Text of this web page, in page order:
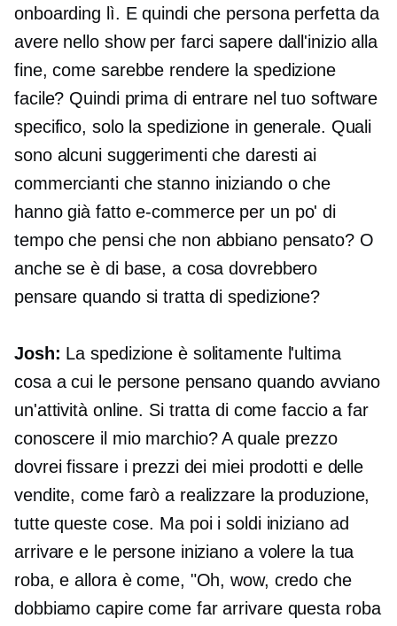
onboarding lì. E quindi che persona perfetta da
avere nello show per farci sapere dall'inizio alla
fine, come sarebbe rendere la spedizione
facile? Quindi prima di entrare nel tuo software
specifico, solo la spedizione in generale. Quali
sono alcuni suggerimenti che daresti ai
commercianti che stanno iniziando o che
hanno già fattoe-commerceper un po' di
tempo che pensi che non abbiano pensato? O
anche se è di base, a cosa dovrebbero
pensare quando si tratta di spedizione?
Josh: La spedizione è solitamente l'ultima
cosa a cui le persone pensano quando avviano
un'attività online. Si tratta di come faccio a far
conoscere il mio marchio? A quale prezzo
dovrei fissare i prezzi dei miei prodotti e delle
vendite, come farò a realizzare la produzione,
tutte queste cose. Ma poi i soldi iniziano ad
arrivare e le persone iniziano a volere la tua
roba, e allora è come, "Oh, wow, credo che
dobbiamo capire come far arrivare questa roba